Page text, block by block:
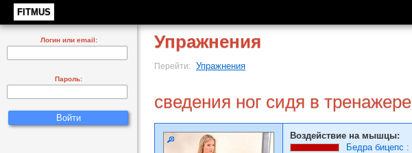
FITMUS
Упражнения
Перейти: Упражнения
сведения ног сидя в тренажере
Воздействие на мышцы:
Бедра бицепс :
Логин или email:
Пароль: